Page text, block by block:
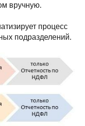
вручную.
процесс
подразделений.